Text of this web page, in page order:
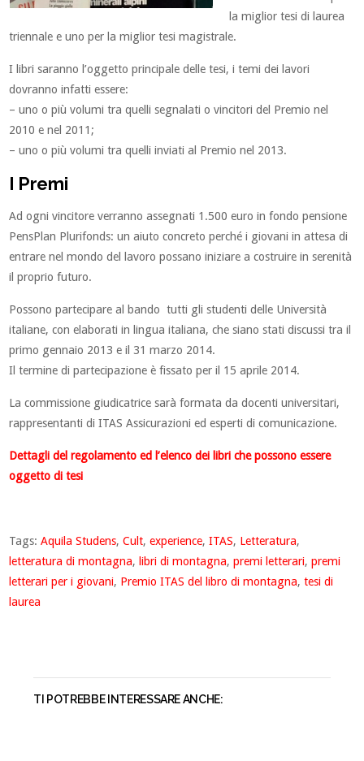
la miglior tesi di laurea
triennale e uno per la miglior tesi magistrale.
I libri saranno l’oggetto principale delle tesi, i temi dei lavori
dovranno infatti essere:
– uno o più volumi tra quelli segnalati o vincitori del Premio nel
2010 e nel 2011;
– uno o più volumi tra quelli inviati al Premio nel 2013.
I Premi
Ad ogni vincitore verranno assegnati 1.500 euro in fondo pensione
PensPlan Plurifonds: un aiuto concreto perché i giovani in attesa di
entrare nel mondo del lavoro possano iniziare a costruire in serenità
il proprio futuro.
Possono partecipare al bando tutti gli studenti delle Università
italiane, con elaborati in lingua italiana, che siano stati discussi tra il
primo gennaio 2013 e il 31 marzo 2014.
Il termine di partecipazione è fissato per il 15 aprile 2014.
La commissione giudicatrice sarà formata da docenti universitari,
rappresentanti di ITAS Assicurazioni ed esperti di comunicazione.
Dettagli del regolamento ed l’elenco dei libri che possono essere
oggetto di tesi
Tags:Aquila Studens,Cult,experience,ITAS, Letteratura,
letteratura di montagna, libri di montagna,premi letterari,premi
letterari per i giovani, Premio ITAS del libro di montagna,tesi di
laurea
TI POTREBBE INTERESSARE ANCHE: